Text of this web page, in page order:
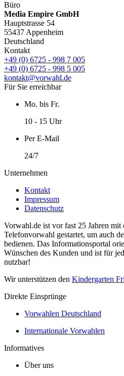
Büro
Media Empire GmbH
Hauptstrasse 54
55437 Appenheim
Deutschland
Kontakt
+49 (0) 6725 - 998 7 005
+49 (0) 6725 - 998 5 005
kontakt@vorwahl.de
Für Sie erreichbar
Mo. bis Fr.
10 - 15 Uhr
Per E-Mail
24/7
Unternehmen
Kontakt
Impressum
Datenschutz
Vorwahl.de ist vor fast 25 Jahren mit
Telefonvorwahl gestartet, um auch
bedienen. Das Informationsportal
Wünschen des Kunden und ist für
nutzbar!
Wir unterstützen den Kindergarten
Direkte Einsprünge
Vorwahlen Deutschland
Internationale Vorwahlen
Informatives
Über uns